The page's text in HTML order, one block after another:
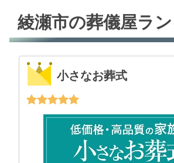
綾瀬市の葬儀屋ラ
小さなお葬式